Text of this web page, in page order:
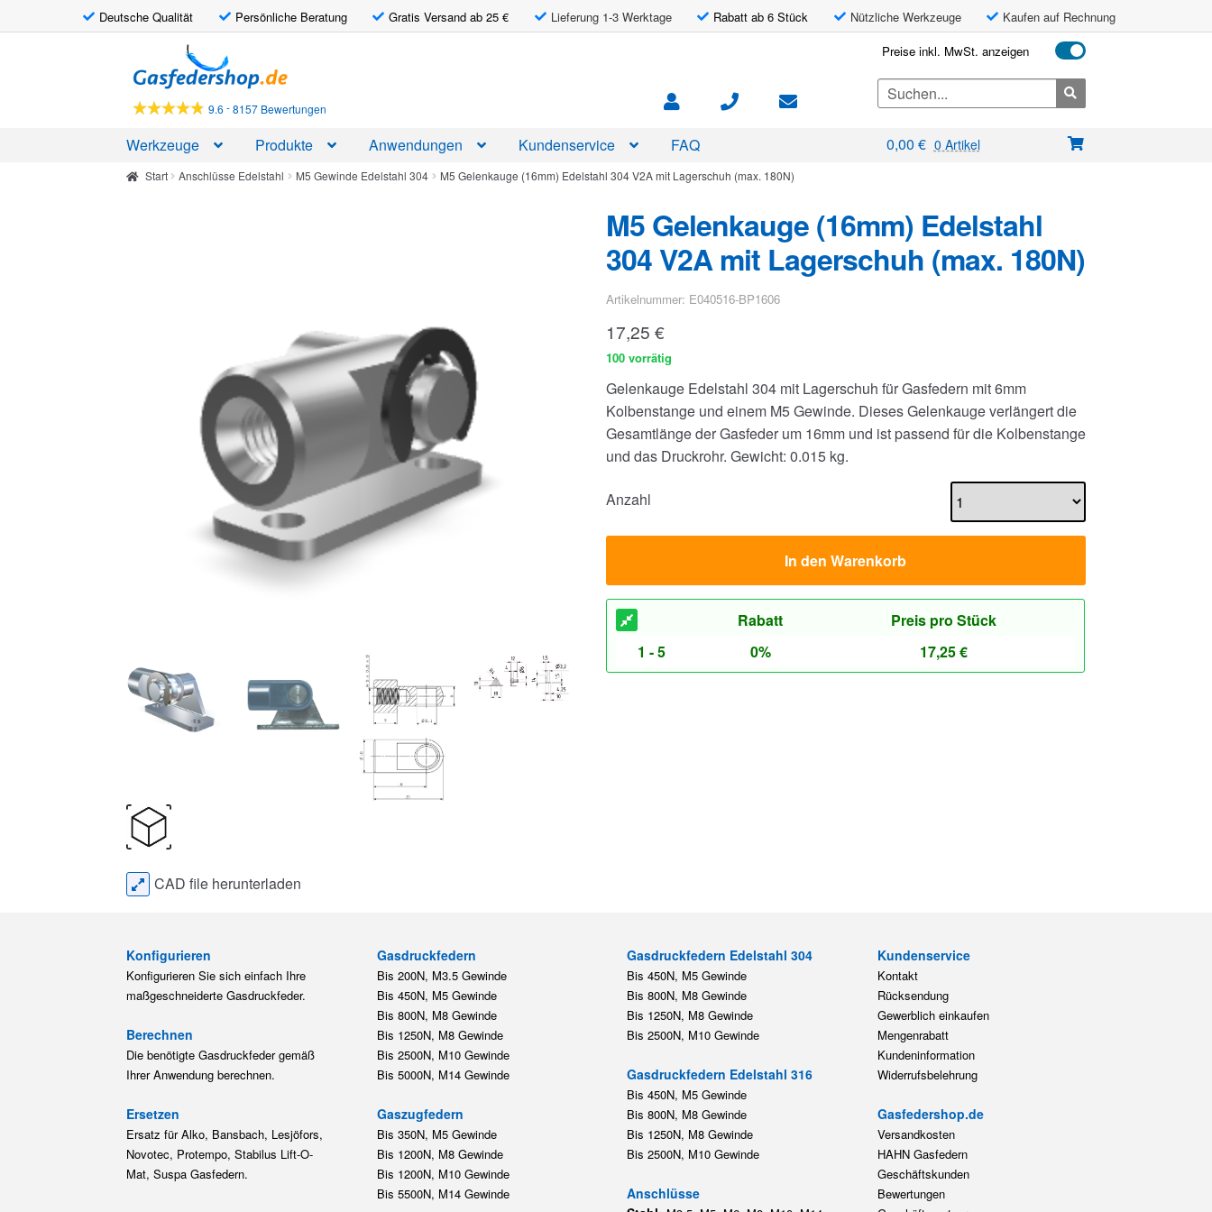
Deutsche Qualität Persönliche Beratung Gratis Versand ab 25 € Lieferung 1-3 Werktage Rabatt ab 6 Stück Nützliche Werkzeuge Kaufen auf Rechnung
Navigation
springen
Inhalt
springen
9.6 -8157 Bewertungen
Preise inkl. MwSt. anzeigen
Search
for:
Werkzeuge Produkte Anwendungen Kundenservice FAQ 0,00 € 0 Artikel
Start Anschlüsse Edelstahl M5 Gewinde Edelstahl 304 M5 Gelenkauge (16mm) Edelstahl 304 V2A mit Lagerschuh (max. 180N)
M5 Gelenkauge (16mm) Edelstahl
304 V2A mit Lagerschuh (max. 180N)
Artikelnummer: E040516-BP1606
17,25 €
100 vorrätig
Gelenkauge Edelstahl 304 mit Lagerschuh für Gasfedern mit 6mm
Kolbenstange und einem M5 Gewinde. Dieses Gelenkauge verlängert die
Gesamtlänge der Gasfeder um 16mm und ist passend für die Kolbenstange
und das Druckrohr. Gewicht: 0.015 kg.
Anzahl
In den Warenkorb
Rabatt
Preis pro Stück
1 - 5
0% 17,25€
CAD file herunterladen
Konfigurieren
Konfigurieren Sie sich einfach Ihre
maßgeschneiderte Gasdruckfeder.
Berechnen
Die benötigte Gasdruckfeder gemäß
Ihrer Anwendung berechnen.
Ersetzen
Ersatz für Alko, Bansbach, Lesjöfors,
Novotec, Protempo, Stabilus Lift-O-
Mat, Suspa Gasfedern.
Gasdruckfedern
Bis 200N, M3.5 Gewinde
Bis 450N, M5 Gewinde
Bis 800N, M8 Gewinde
Bis 1250N, M8 Gewinde
Bis 2500N, M10 Gewinde
Bis 5000N, M14 Gewinde
Gaszugfedern
Bis 350N, M5 Gewinde
Bis 1200N, M8 Gewinde
Bis 1200N, M10 Gewinde
Bis 5500N, M14 Gewinde
Gasdruckfedern Edelstahl 304
Bis 450N, M5 Gewinde
Bis 800N, M8 Gewinde
Bis 1250N, M8 Gewinde
Bis 2500N, M10 Gewinde
Gasdruckfedern Edelstahl 316
Bis 450N, M5 Gewinde
Bis 800N, M8 Gewinde
Bis 1250N, M8 Gewinde
Bis 2500N, M10 Gewinde
Anschlüsse
Kundenservice
Kontakt
Rücksendung
Gewerblich einkaufen
Mengenrabatt
Kundeninformation
Widerrufsbelehrung
Gasfedershop.de
Versandkosten
HAHN Gasfedern
Geschäftskunden
Bewertungen